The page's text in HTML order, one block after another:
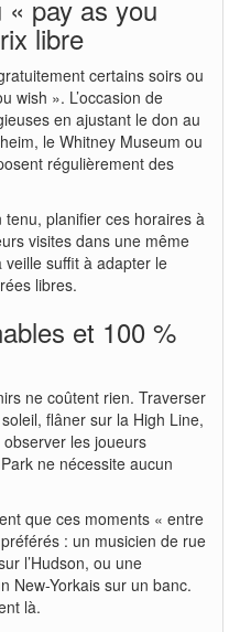
pay as you
libre
certains soirs ou
wish ». L’occasion de
en ajustant le don au
le Whitney Museum ou
régulièrement des
tenu, planifier ces horaires à
visites dans une même
suffit à adapter le
libres.
et 100 %
ne coûtent rien. Traverser
flâner sur la High Line,
les joueurs
ne nécessite aucun
que ces moments « entre
: un musicien de rue
l’Hudson, ou une
New-Yorkais sur un banc.
là.